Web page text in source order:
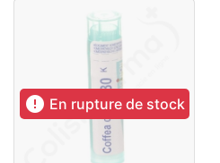
 En rupture de stock